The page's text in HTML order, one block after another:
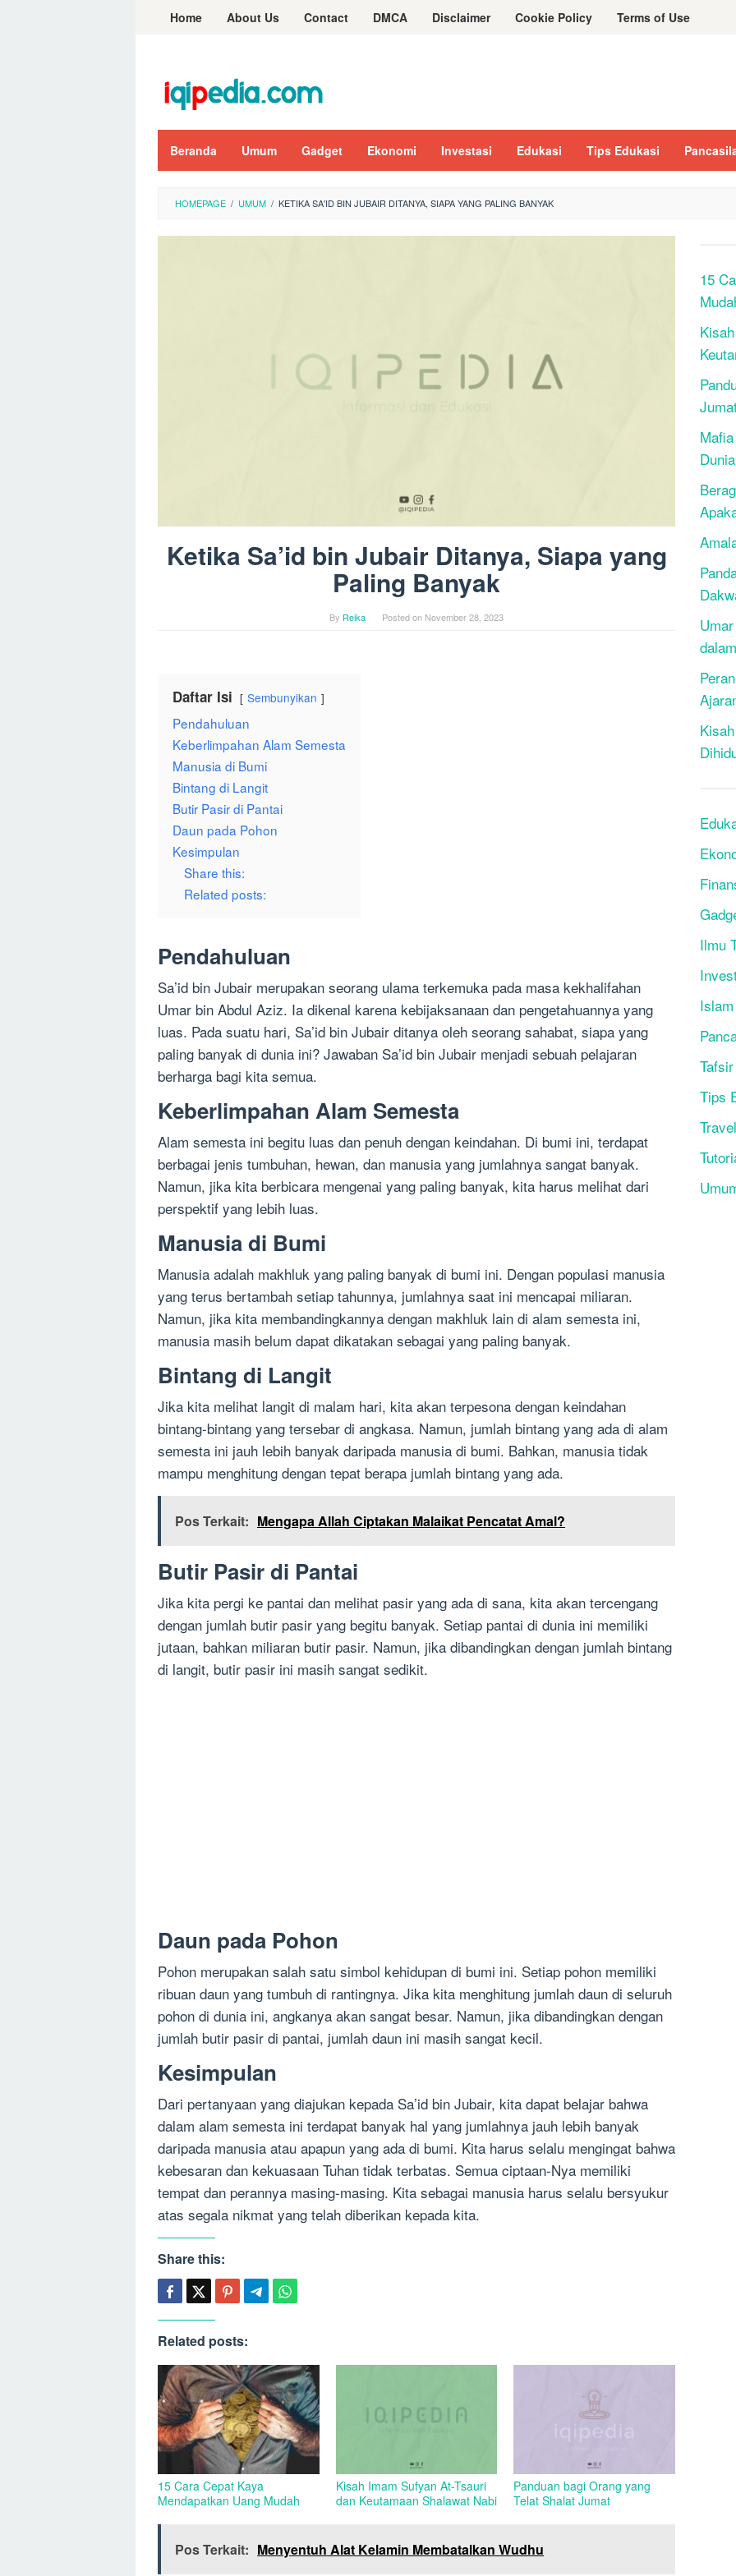
Home About Us Contact DMCA Disclaimer Cookie Policy Terms of Use
Beranda Umum Gadget Ekonomi Investasi Edukasi Tips Edukasi
HOMEPAGE / UMUM / KETIKA SA'ID BIN JUBAIR DITANYA, SIAPA YANG PALING BANYAK
Ketika Sa’id bin Jubair Ditanya, Siapa yang
Paling Banyak
By Reika Posted on November 28, 2023
Daftar Isi Sembunyikan
Pendahuluan
Keberlimpahan Alam Semesta
Manusia di Bumi
Bintang di Langit
Butir Pasir di Pantai
Daun pada Pohon
Kesimpulan
Share this:
Related posts:
Pendahuluan
Sa’id bin Jubair merupakan seorang ulama terkemuka pada masa kekhalifahan
Umar bin Abdul Aziz. Ia dikenal karena kebijaksanaan dan pengetahuannya yang
luas. Pada suatu hari, Sa’id bin Jubair ditanya oleh seorang sahabat, siapa yang
paling banyak di dunia ini? Jawaban Sa’id bin Jubair menjadi sebuah pelajaran
berharga bagi kita semua.
Keberlimpahan Alam Semesta
Alam semesta ini begitu luas dan penuh dengan keindahan. Di bumi ini, terdapat
berbagai jenis tumbuhan, hewan, dan manusia yang jumlahnya sangat banyak.
Namun, jika kita berbicara mengenai yang paling banyak, kita harus melihat dari
perspektif yang lebih luas.
Manusia di Bumi
Manusia adalah makhluk yang paling banyak di bumi ini. Dengan populasi manusia
yang terus bertambah setiap tahunnya, jumlahnya saat ini mencapai miliaran.
Namun, jika kita membandingkannya dengan makhluk lain di alam semesta ini,
manusia masih belum dapat dikatakan sebagai yang paling banyak.
Bintang di Langit
Jika kita melihat langit di malam hari, kita akan terpesona dengan keindahan
bintang-bintang yang tersebar di angkasa. Namun, jumlah bintang yang ada di alam
semesta ini jauh lebih banyak daripada manusia di bumi. Bahkan, manusia tidak
mampu menghitung dengan tepat berapa jumlah bintang yang ada.
Pos Terkait: Mengapa Allah Ciptakan Malaikat Pencatat Amal?
Butir Pasir di Pantai
Jika kita pergi ke pantai dan melihat pasir yang ada di sana, kita akan tercengang
dengan jumlah butir pasir yang begitu banyak. Setiap pantai di dunia ini memiliki
jutaan, bahkan miliaran butir pasir. Namun, jika dibandingkan dengan jumlah bintang
di langit, butir pasir ini masih sangat sedikit.
Daun pada Pohon
Pohon merupakan salah satu simbol kehidupan di bumi ini. Setiap pohon memiliki
ribuan daun yang tumbuh di rantingnya. Jika kita menghitung jumlah daun di seluruh
pohon di dunia ini, angkanya akan sangat besar. Namun, jika dibandingkan dengan
jumlah butir pasir di pantai, jumlah daun ini masih sangat kecil.
Kesimpulan
Dari pertanyaan yang diajukan kepada Sa’id bin Jubair, kita dapat belajar bahwa
dalam alam semesta ini terdapat banyak hal yang jumlahnya jauh lebih banyak
daripada manusia atau apapun yang ada di bumi. Kita harus selalu mengingat bahwa
kebesaran dan kekuasaan Tuhan tidak terbatas. Semua ciptaan-Nya memiliki
tempat dan perannya masing-masing. Kita sebagai manusia harus selalu bersyukur
atas segala nikmat yang telah diberikan kepada kita.
Share this:
Related posts:
15 Cara Cepat Kaya
Mendapatkan Uang Mudah
Kisah Imam Sufyan At-Tsauri
dan Keutamaan Shalawat Nabi
Panduan bagi Orang yang
Telat Shalat Jumat
Pos Terkait: Menyentuh Alat Kelamin Membatalkan Wudhu
15
Ilmu
Tafsir
Tips